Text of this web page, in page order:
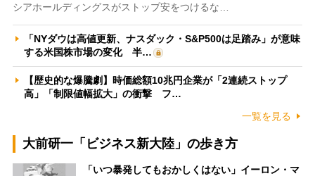
シアホールディングスがストップ安をつけるな…
「NYダウは高値更新、ナスダック・S&P500は足踏み」が意味
する米国株市場の変化 半…
【歴史的な爆騰劇】時価総額10兆円企業が「2連続ストップ
高」「制限値幅拡大」の衝撃 フ…
一覧を見る
大前研一「ビジネス新大陸」の歩き方
「いつ暴発してもおかしくはない」イーロン・マ